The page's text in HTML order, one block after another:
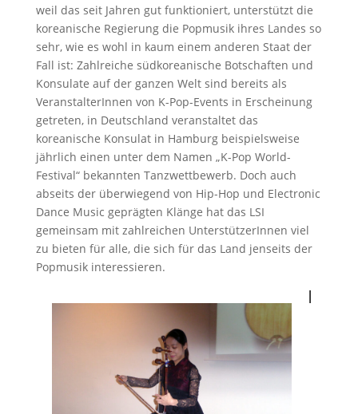
weil das seit Jahren gut funktioniert, unterstützt die
koreanische Regierung die Popmusik ihres Landes so
sehr, wie es wohl in kaum einem anderen Staat der
Fall ist: Zahlreiche südkoreanische Botschaften und
Konsulate auf der ganzen Welt sind bereits als
VeranstalterInnen von K-Pop-Events in Erscheinung
getreten, in Deutschland veranstaltet das
koreanische Konsulat in Hamburg beispielsweise
jährlich einen unter dem Namen „K-Pop World-
Festival“ bekannten Tanzwettbewerb. Doch auch
abseits der überwiegend von Hip-Hop und Electronic
Dance Music geprägten Klänge hat das LSI
gemeinsam mit zahlreichen UnterstützerInnen viel
zu bieten für alle, die sich für das Land jenseits der
Popmusik interessieren.
I